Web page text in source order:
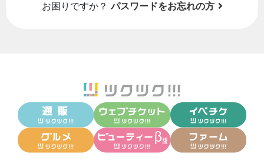
お困りですか？ パスワードをお忘れの方